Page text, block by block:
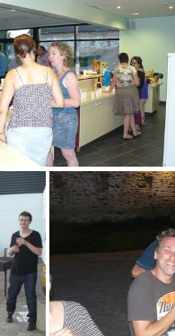
P1070651-grand